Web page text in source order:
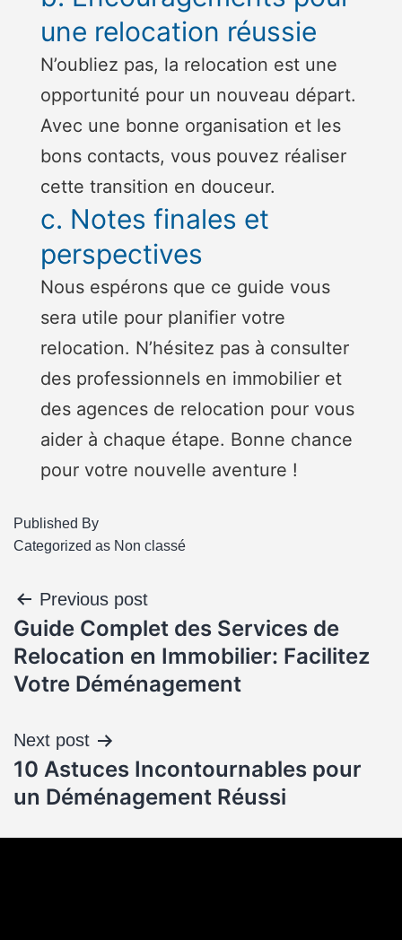
une relocation réussie
N’oubliez pas, la relocation est une
opportunité pour un nouveau départ.
Avec une bonne organisation et les
bons contacts, vous pouvez réaliser
cette transition en douceur.
c. Notes finales et
perspectives
Nous espérons que ce guide vous
sera utile pour planifier votre
relocation. N’hésitez pas à consulter
des professionnels en immobilier et
des agences de relocation pour vous
aider à chaque étape. Bonne chance
pour votre nouvelle aventure !
Published By
Categorized as Non classé
Previous post
Guide Complet des Services de
Relocation en Immobilier: Facilitez
Votre Déménagement
Next post
10 Astuces Incontournables pour
un Déménagement Réussi